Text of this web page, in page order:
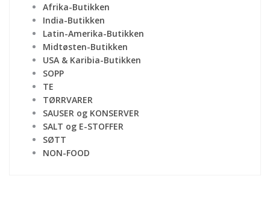
Afrika-Butikken
India-Butikken
Latin-Amerika-Butikken
Midtøsten-Butikken
USA & Karibia-Butikken
SOPP
TE
TØRRVARER
SAUSER og KONSERVER
SALT og E-STOFFER
SØTT
NON-FOOD